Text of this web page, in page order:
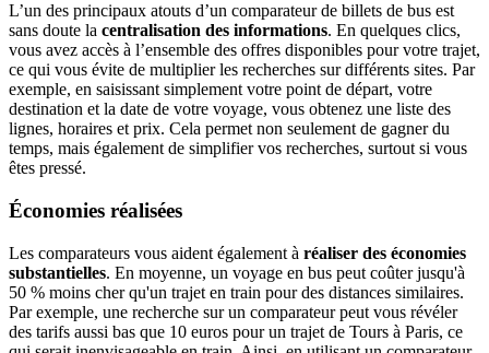
L’un des principaux atouts d’un comparateur de billets de bus est
sans doute la centralisation des informations. En quelques clics,
vous avez accès à l’ensemble des offres disponibles pour votre trajet,
ce qui vous évite de multiplier les recherches sur différents sites. Par
exemple, en saisissant simplement votre point de départ, votre
destination et la date de votre voyage, vous obtenez une liste des
lignes, horaires et prix. Cela permet non seulement de gagner du
temps, mais également de simplifier vos recherches, surtout si vous
êtes pressé.
Économies réalisées
Les comparateurs vous aident également à réaliser des économies
substantielles. En moyenne, un voyage en bus peut coûter jusqu'à
50 % moins cher qu'un trajet en train pour des distances similaires.
Par exemple, une recherche sur un comparateur peut vous révéler
des tarifs aussi bas que 10 euros pour un trajet de Tours à Paris, ce